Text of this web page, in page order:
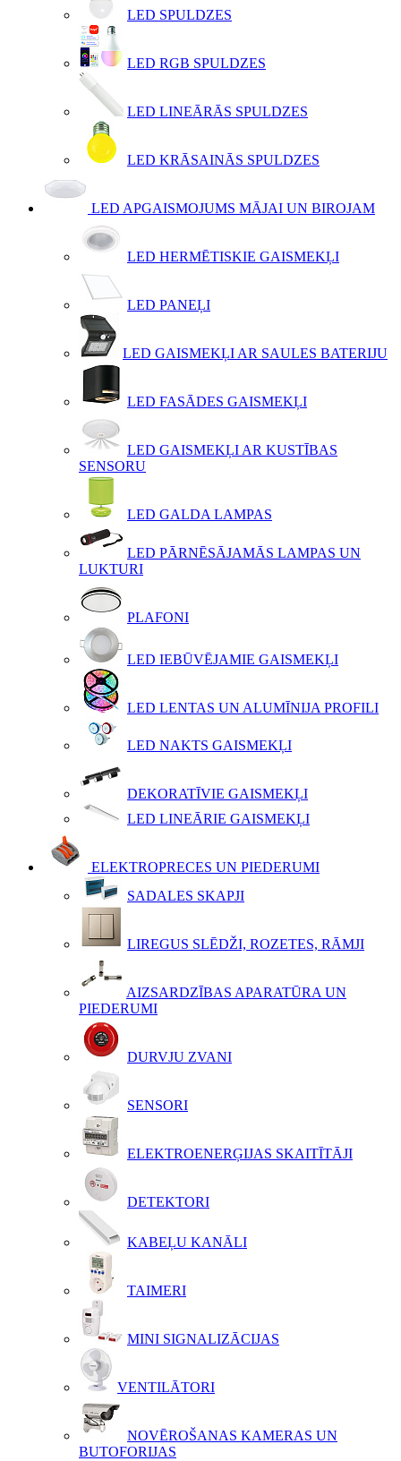
LED SPULDZES
LED RGB SPULDZES
LED LINEĀRĀS SPULDZES
LED KRĀSAINĀS SPULDZES
LED APGAISMOJUMS MĀJAI UN BIROJAM
LED HERMĒTISKIE GAISMEKĻI
LED PANEĻI
LED GAISMEKĻI AR SAULES BATERIJU
LED FASĀDES GAISMEKĻI
LED GAISMEKĻI AR KUSTĪBAS
SENSORU
LED GALDA LAMPAS
LED PĀRNĒSĀJAMĀS LAMPAS UN
LUKTURI
PLAFONI
LED IEBŪVĒJAMIE GAISMEKĻI
LED LENTAS UN ALUMĪNIJA PROFILI
LED NAKTS GAISMEKĻI
DEKORATĪVIE GAISMEKĻI
LED LINEĀRIE GAISMEKĻI
ELEKTROPRECES UN PIEDERUMI
SADALES SKAPJI
LIREGUS SLĒDŽI, ROZETES, RĀMJI
AIZSARDZĪBAS APARATŪRA UN
PIEDERUMI
DURVJU ZVANI
SENSORI
ELEKTROENERĢIJAS SKAITĪTĀJI
DETEKTORI
KABEĻU KANĀLI
TAIMERI
MINI SIGNALIZĀCIJAS
VENTILĀTORI
NOVĒROŠANAS KAMERAS UN
BUTOFORIJAS